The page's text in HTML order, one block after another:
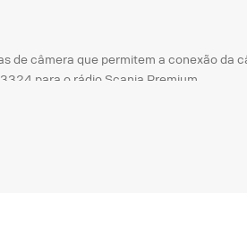
de câmera que permitem a conexão da
para o rádio Scania Premium.
BCI.